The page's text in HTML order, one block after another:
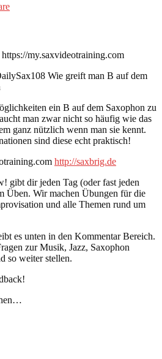
my.saxvideotraining.com
Wie greift man B auf dem
ein B auf dem Saxophon zu
man zwar nicht so häufig wie das
ganz nützlich wenn man sie kennt.
sind diese echt praktisch!
http://saxbrig.de
gibt dir jeden Tag (oder fast jeden
Üben. Wir machen Übungen für die
und alle Themen rund um
es unten in den Kommentar Bereich.
zur Musik, Jazz, Saxophon
so weiter stellen.